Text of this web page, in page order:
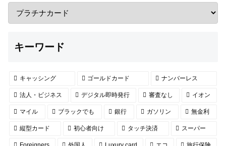
キーワード
キャッシング ゴールドカード ナンバーレス
法人・ビジネス デジタル即時発行 審査なし イオン
マイル ブラックでも 銀行 ガソリン 無金利
縦型カード 初心者向け タッチ決済 スーパー